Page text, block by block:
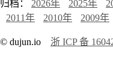
归档： 2026年 2025年
2011年
2010年 2009年
© dujun.io 浙 ICP 备